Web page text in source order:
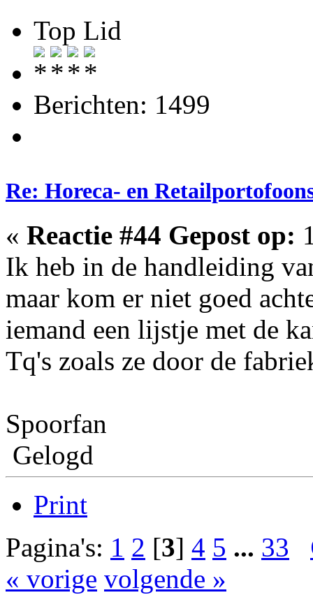
Top Lid
Berichten: 1499
Re: Horeca- en
« Reactie #44 Gepost op:
Ik heb in de handleiding
maar kom er niet goed
iemand een lijstje met de
Tq's zoals ze door de
Spoorfan
Gelogd
Print
Pagina's: 1 2 [3] 4 5 ... 33
« vorige volgende »